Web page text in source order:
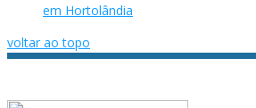
em Hortolândia
voltar ao topo